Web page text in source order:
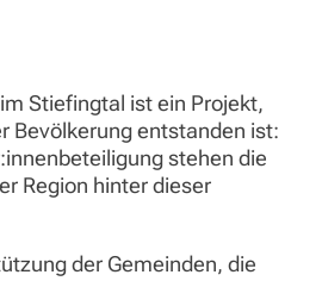
Stiefingtal ist ein Projekt,
Bevölkerung entstanden ist:
stehen die
Region hinter dieser
der Gemeinden, die